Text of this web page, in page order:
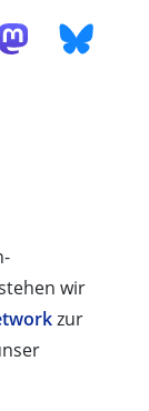
wir
zur